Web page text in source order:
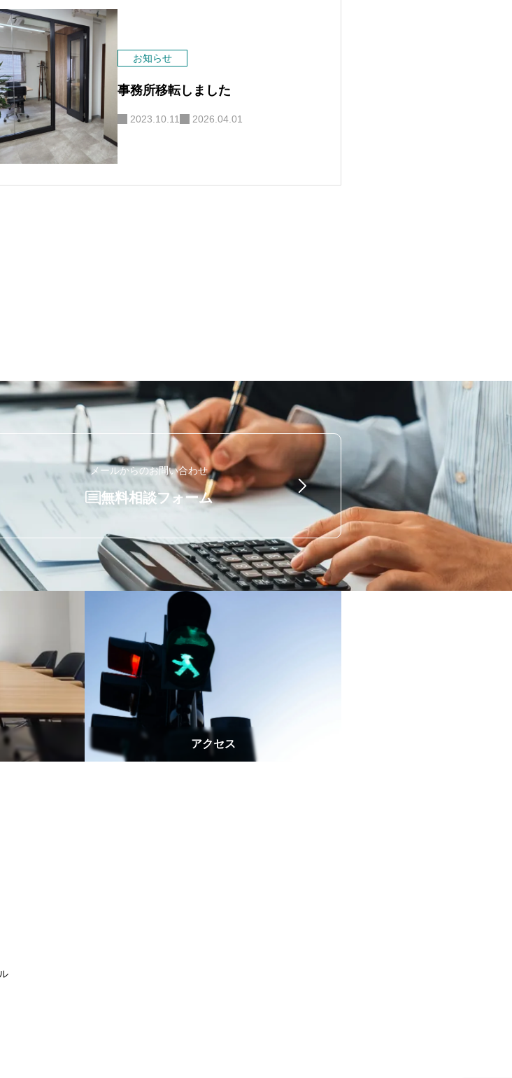
お知らせ
事務所移転しました
2023.10.11 2026.04.01
メールからのお問い合わせ
無料相談フォーム
アクセス